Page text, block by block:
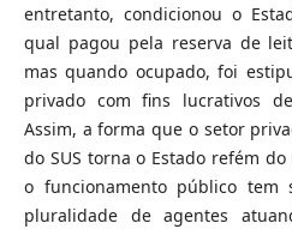
entretanto, condicionou o
qual pagou pela reserva de
mas quando ocupado, foi
privado com fins lucrativos
Assim, a forma que o setor
do SUS torna o Estado refém
o funcionamento público tem
pluralidade de agentes